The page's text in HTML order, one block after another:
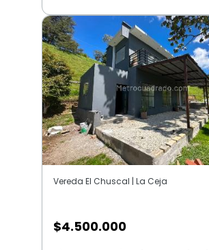
Vereda El Chuscal | La Ceja
$4.500.000